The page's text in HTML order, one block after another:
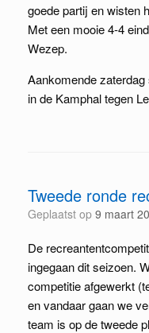
goede partij en wisten
Met een mooie 4-4
Wezep.
Aankomende
in de Kamphal tegen
Tweede ronde
Geplaatst op 9 maart
De
ingegaan dit seizoen.
competitie afgewerkt
en vandaar gaan we
team is op de tweede